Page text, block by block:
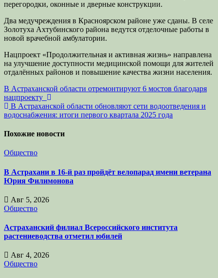
перегородки, оконные и дверные конструкции.
Два медучреждения в Красноярском районе уже сданы. В селе
Золотуха Ахтубинского района ведутся отделочные работы в
новой врачебной амбулатории.
Нацпроект «Продолжительная и активная жизнь» направлена
на улучшение доступности медицинской помощи для жителей
отдалённых районов и повышение качества жизни населения.
Навигация
по
записям
В Астраханской области отремонтируют 6 мостов благодаря
нацпроекту
В Астраханской области обновляют сети водоотведения и
водоснабжения: итоги первого квартала 2025 года
Похожие новости
Общество
В Астрахани в 16-й раз пройдёт велопарад имени ветерана
Юрия Филимонова
Авг 5, 2026
Общество
Астраханский филиал Всероссийского института
растениеводства отметил юбилей
Авг 4, 2026
Общество